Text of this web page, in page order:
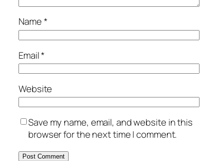
Name*
Email*
Website
Save my name, email, and website in this
browser for the next time I comment.